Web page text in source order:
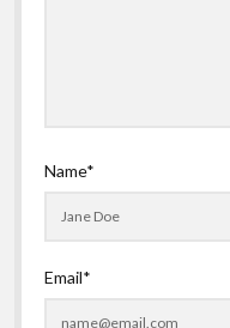
Name*
Email*